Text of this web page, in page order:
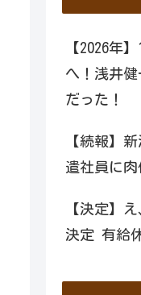
【2026年
へ！浅井
だった！
【続報】
遣社員に
【決定】
決定 有給